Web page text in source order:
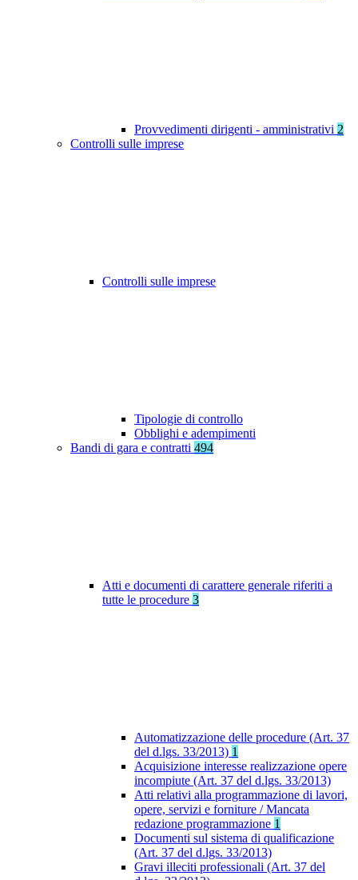
Provvedimenti dirigenti - amministrativi 2
Controlli sulle imprese
Controlli sulle imprese
Tipologie di controllo
Obblighi e adempimenti
Bandi di gara e contratti 494
Atti e documenti di carattere generale riferiti a
tutte le procedure 3
Automatizzazione delle procedure (Art. 37
del d.lgs. 33/2013) 1
Acquisizione interesse realizzazione opere
incompiute (Art. 37 del d.lgs. 33/2013)
Atti relativi alla programmazione di lavori,
opere, servizi e forniture / Mancata
redazione programmazione 1
Documenti sul sistema di qualificazione
(Art. 37 del d.lgs. 33/2013)
Gravi illeciti professionali (Art. 37 del